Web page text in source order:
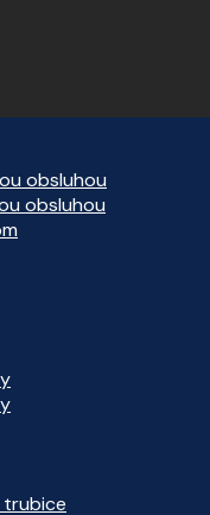
obsluhou
obsluhou
trubice